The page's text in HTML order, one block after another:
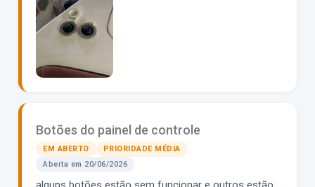
Botões do painel de controle
EM ABERTO
PRIORIDADE MÉDIA
Aberta em 20/06/2026